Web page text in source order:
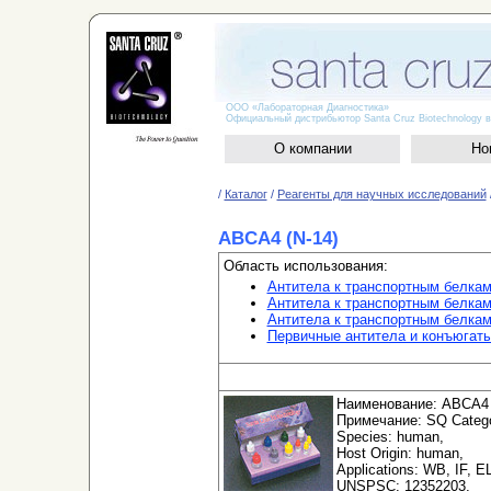
ООО «Лабораторная Диагностика»
Официальный дистрибьютор Santa Cruz Biotechnology
О компании
/ Каталог/ Реагенты для научных исследований
ABCA4 (N-14)
Область использования:
Антитела к транспортным белкам
Антитела к транспортным
Антитела к транспортным
Первичные антитела и
Наименование: ABCA4
Примечание: SQ
Species: human,
Host Origin: human,
Applications: WB, IF,
UNSPSC: 12352203,